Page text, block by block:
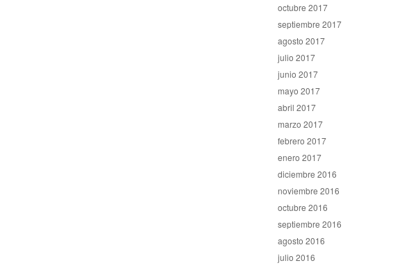
octubre 2017
septiembre 2017
agosto 2017
julio 2017
junio 2017
mayo 2017
abril 2017
marzo 2017
febrero 2017
enero 2017
diciembre 2016
noviembre 2016
octubre 2016
septiembre 2016
agosto 2016
julio 2016